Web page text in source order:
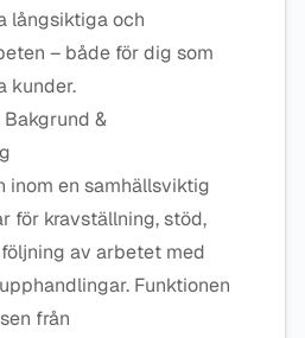
långsiktiga och
– både för dig som
kunder.
Bakgrund &
inom en samhällsviktig
för kravställning, stöd,
av arbetet med
Funktionen
från